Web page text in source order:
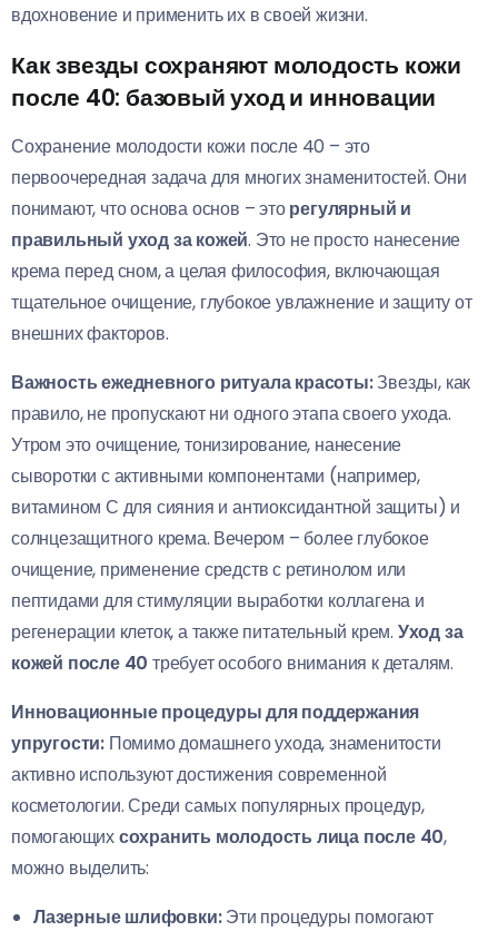
вдохновение и применить их в своей жизни.
Как звезды сохраняют молодость кожи
после 40: базовый уход и инновации
Сохранение молодости кожи после 40 – это
первоочередная задача для многих знаменитостей. Они
понимают, что основа основ – эторегулярный и
правильный уход за кожей. Это не просто нанесение
крема перед сном, а целая философия, включающая
тщательное очищение, глубокое увлажнение и защиту от
внешних факторов.
Важность ежедневного ритуала красоты:Звезды, как
правило, не пропускают ни одного этапа своего ухода.
Утром это очищение, тонизирование, нанесение
сыворотки с активными компонентами (например,
витамином С для сияния и антиоксидантной защиты) и
солнцезащитного крема. Вечером – более глубокое
очищение, применение средств с ретинолом или
пептидами для стимуляции выработки коллагена и
регенерации клеток, а также питательный крем. Уход за
кожей после 40 требует особого внимания к деталям.
Инновационные процедуры для поддержания
упругости: Помимо домашнего ухода, знаменитости
активно используют достижения современной
косметологии. Среди самых популярных процедур,
помогающихсохранить молодость лица после 40,
можно выделить:
Лазерные шлифовки:Эти процедуры помогают